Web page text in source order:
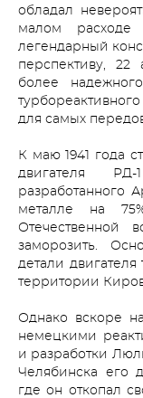
обладал
малом
легендарный
перспективу, 22
более
для самых
К маю 1941 года
двигателя
разработанного
металле на
заморозить.
детали
территории
Однако вскоре
немецкими
и разработки
Челябинска его
где он откопал